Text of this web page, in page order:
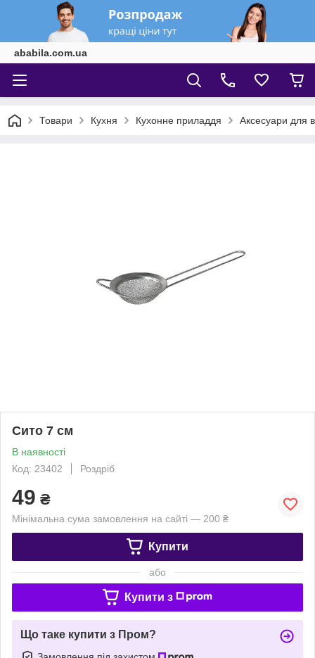
ababila.com.ua
Товари Кухня Кухонне приладдя Аксесуари для
Сито 7 см
В наявності
Код: 23402
Роздріб
49 ₴
Мінімальна сума замовлення на сайті — 200 ₴
Купити
або
Купити з
Що таке купити з Пром?